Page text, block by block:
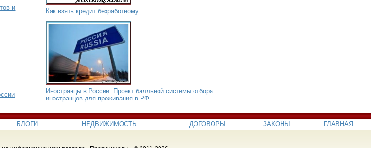
и
Как взять кредит безработному
Иностранцы в России. Проект балльной системы отбора
иностранцев для проживания в РФ
БЛОГИ НЕДВИЖИМОСТЬ ДОГОВОРЫ ЗАКОНЫ ГЛАВНАЯ